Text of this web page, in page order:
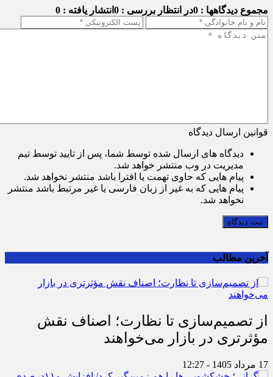
مجموع دیدگاهها : 0 در انتظار بررسی : 0 انتشار یافته : 0
قوانین ارسال دیدگاه
دیدگاه های ارسال شده توسط شما، پس از تایید توسط تیم
مدیریت در وب منتشر خواهد شد.
پیام هایی که حاوی تهمت یا افترا باشد منتشر نخواهد شد.
پیام هایی که به غیر از زبان فارسی یا غیر مرتبط باشد منتشر
نخواهد شد.
ثبت دیدگاه
آخرین مطالب
از تصمیم‌سازی تا نظارت؛ اصناف نقش
مؤثرتری در بازار می‌خواهند
17 مرداد 1405 - 12:27